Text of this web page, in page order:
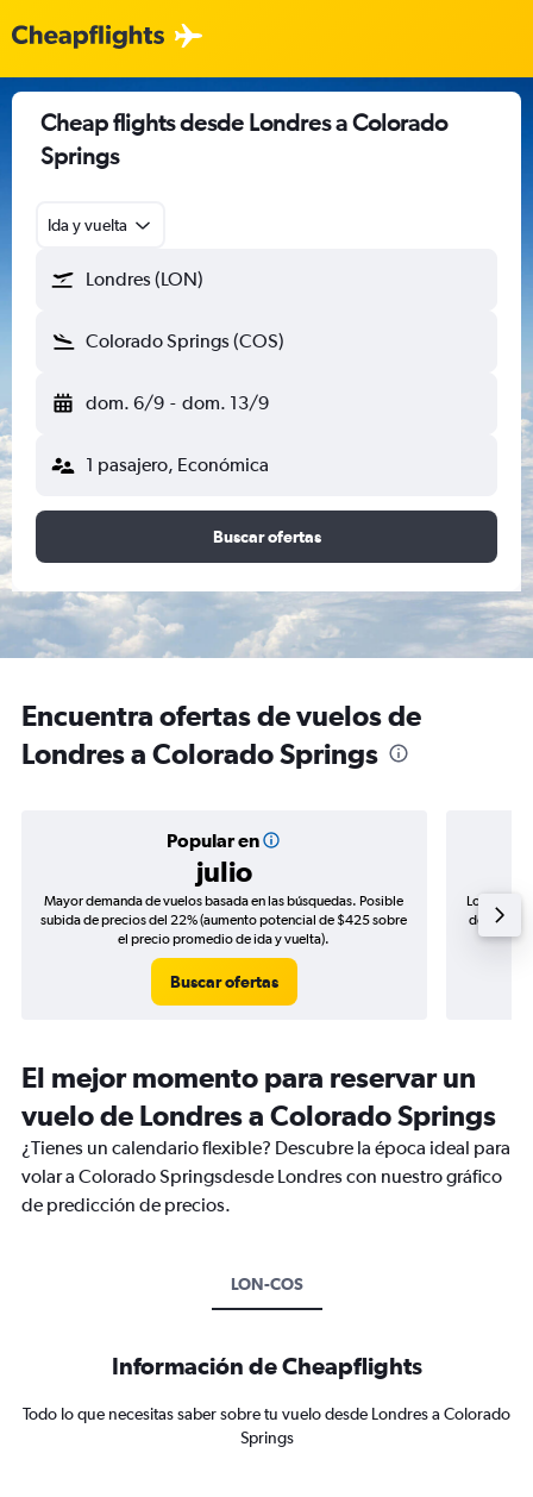
Cheap flights desde Londres a Colorado
Springs
Ida y vuelta
Londres (LON)
Colorado Springs (COS)
dom. 6/9 - dom. 13/9
1 pasajero, Económica
Buscar ofertas
Encuentra ofertas de vuelos de
Londres a Colorado Springs
Popular en
julio
Mayor demanda de vuelos basada en las búsquedas. Posible
subida de precios del 22% (aumento potencial de $425 sobre
el precio promedio de ida y vuelta).
Buscar ofertas
Los
de
El mejor momento para reservar un
vuelo de Londres a Colorado Springs
¿Tienes un calendario flexible? Descubre la época ideal para
volar a Colorado Springsdesde Londres con nuestro gráfico
de predicción de precios.
LON-COS
Información de Cheapflights
Todo lo que necesitas saber sobre tu vuelo desde Londres a Colorado
Springs